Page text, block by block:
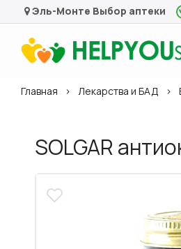
Эль-Монте Выбор аптеки
Главная Лекарства и БАД
SOLGAR